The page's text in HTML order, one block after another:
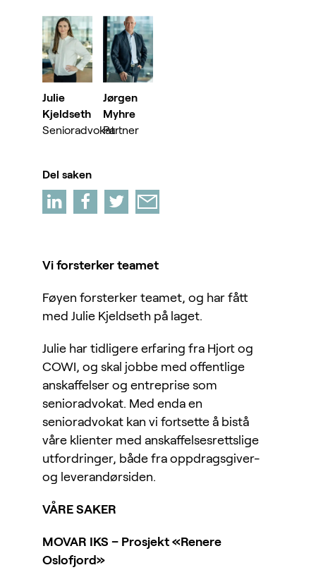
Julie
Kjeldseth
Senioradvokat
Jørgen
Myhre
Partner
Del saken
Vi forsterker teamet
Føyen forsterker teamet, og har fått
med Julie Kjeldseth på laget.
Julie har tidligere erfaring fra Hjort og
COWI, og skal jobbe med offentlige
anskaffelser og entreprise som
senioradvokat. Med enda en
senioradvokat kan vi fortsette å bistå
våre klienter med anskaffelsesrettslige
utfordringer, både fra oppdragsgiver-
og leverandørsiden.
VÅRE SAKER
MOVAR IKS – Prosjekt «Renere
Oslofjord»